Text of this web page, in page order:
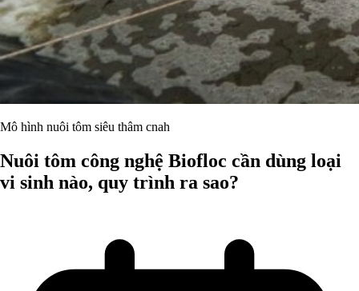
Mô hình nuôi tôm siêu thâm cnah
Nuôi tôm công nghệ Biofloc cần dùng loại
vi sinh nào, quy trình ra sao?